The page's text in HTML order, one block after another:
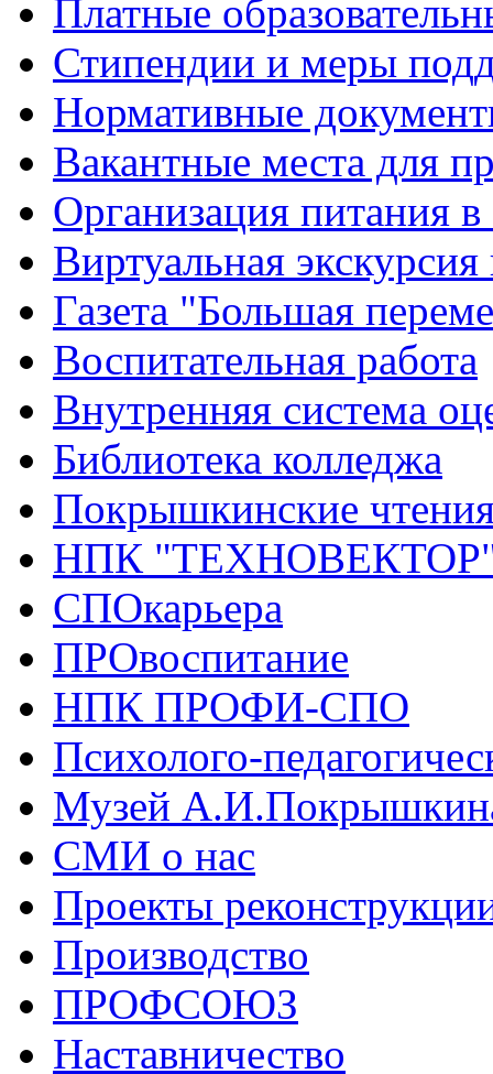
Платные
Стипендии и меры
Нормативные
Вакантные места для
Организация питания в
Виртуальная
Газета "Большая
Воспитательная работа
Внутренняя система
Библиотека колледжа
Покрышкинские
НПК
СПОкарьера
ПРОвоспитание
НПК ПРОФИ-СПО
Психолого-
Музей
СМИ о нас
Проекты
Производство
ПРОФСОЮЗ
Наставничество